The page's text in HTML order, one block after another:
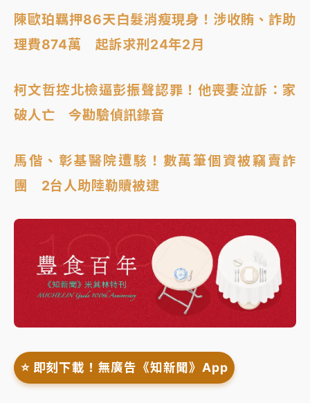
陳歐珀羈押86天白髮消瘦現身！涉收賄、詐助
理費874萬 起訴求刑24年2月
柯文哲控北檢逼彭振聲認罪！他喪妻泣訴：家
破人亡 今勘驗偵訊錄音
馬偕、彰基醫院遭駭！數萬筆個資被竊賣詐
團 2台人助陸勒贖被逮
⭐️ 即刻下載！無廣告《知新聞》App